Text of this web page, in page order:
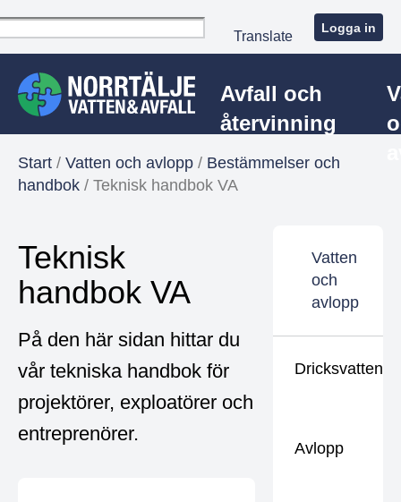
Translate
Logga in
Avfall och
återvinning
Start / Vatten och avlopp / Bestämmelser och
handbok / Teknisk handbok VA
Teknisk
handbok VA
På den här sidan hittar du
vår tekniska handbok för
projektörer, exploatörer och
entreprenörer.
Vatten
och
avlopp
Dricksvatten
Avlopp